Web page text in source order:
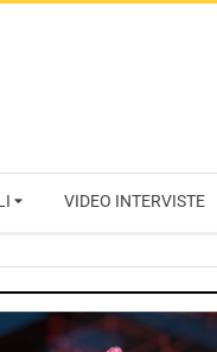
VIDEO INTERVISTE